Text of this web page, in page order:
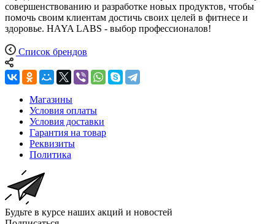
совершенствованию и разработке новых продуктов, чтобы
помочь своим клиентам достичь своих целей в фитнесе и
здоровье. HAYA LABS - выбор профессионалов!
Список брендов
Магазины
Условия оплаты
Условия доставки
Гарантия на товар
Реквизиты
Политика
Будьте в курсе наших акций и новостей